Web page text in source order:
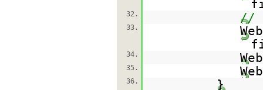
32. //
33.
34.
35.
36. }